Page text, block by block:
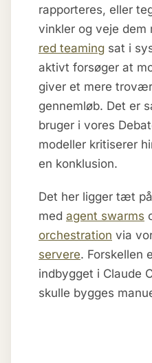
rapporteres, eller
vinkler og veje dem
red teaming sat i
aktivt forsøger at
giver et mere
gennemløb. Det er
bruger i vores
modeller kritiserer
en konklusion.
Det her ligger tæt
med agent swarms
orchestration via
servere. Forskellen
indbygget i Claude
skulle bygges